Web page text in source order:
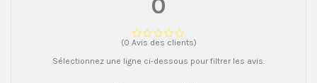
0
(0 Avis des clients)
Sélectionnez une ligne ci-dessous pour filtrer les avis.